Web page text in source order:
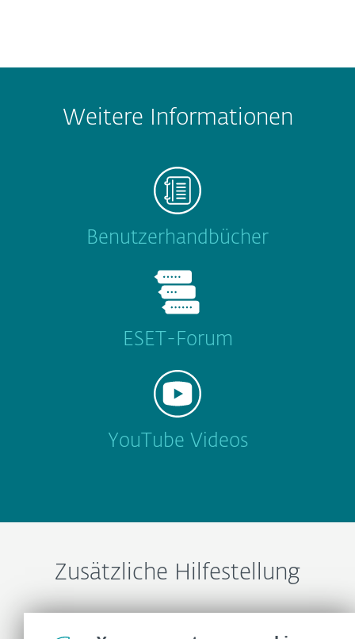
Weitere Informationen
Benutzerhandbücher
ESET-Forum
YouTube Videos
Zusätzliche Hilfestellung
ESET-Support kontaktieren